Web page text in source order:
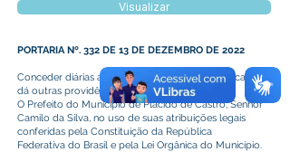
Visualizar
PORTARIA Nº. 332 DE 13 DE DEZEMBRO DE 2022
Conceder diárias a Secretária Municipal de Educação e
dá outras providências.
O Prefeito do Município de Plácido de Castro, Senhor
Camilo da Silva, no uso de suas atribuições legais
conferidas pela Constituição da República
Federativa do Brasil e pela Lei Orgânica do Município.